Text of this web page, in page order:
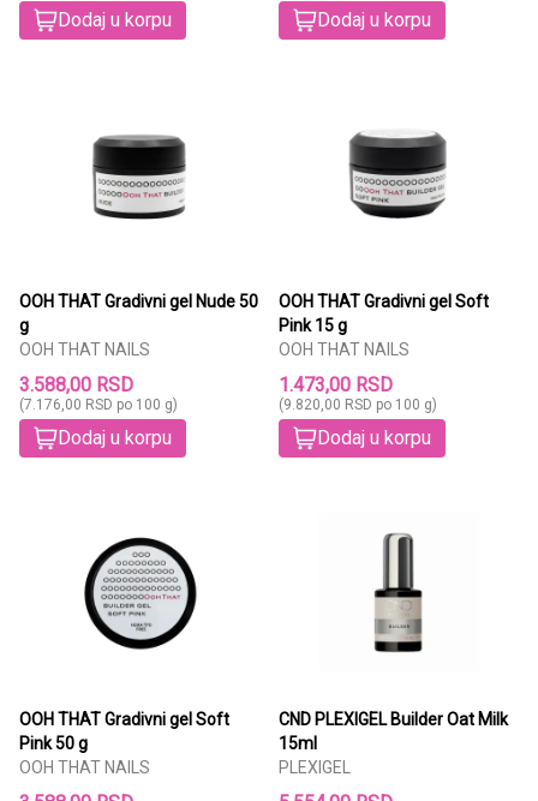
Dodaj u korpu Dodaj u korpu
OOH THAT Gradivni gel Nude 50
g
OOH THAT NAILS
3.588,00 RSD
(7.176,00 RSD po 100 g)
Dodaj u korpu
OOH THAT Gradivni gel Soft
Pink 15 g
OOH THAT NAILS
1.473,00 RSD
(9.820,00 RSD po 100 g)
Dodaj u korpu
OOH THAT Gradivni gel Soft
Pink 50 g
OOH THAT NAILS
CND PLEXIGEL Builder Oat Milk
15ml
PLEXIGEL